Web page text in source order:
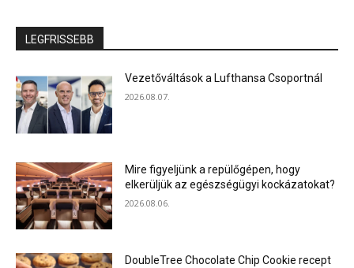
LEGFRISSEBB
Vezetőváltások a Lufthansa Csoportnál
2026.08.07.
Mire figyeljünk a repülőgépen, hogy
elkerüljük az egészségügyi kockázatokat?
2026.08.06.
DoubleTree Chocolate Chip Cookie recept